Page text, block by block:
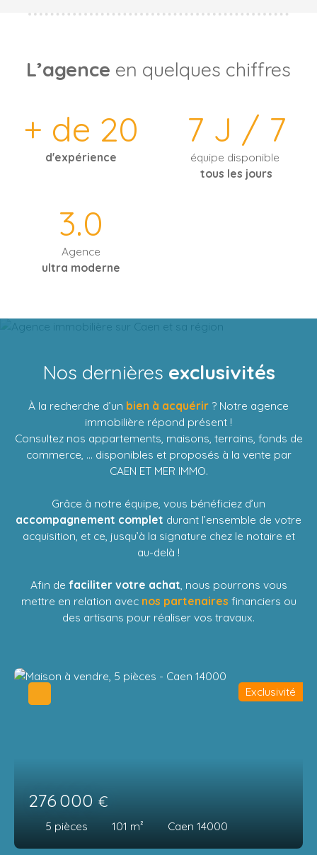
L’agence en quelques chiffres
+ de 20
d'expérience
7 J / 7
équipe disponible
tous les jours
3.0
Agence
ultra moderne
Nos dernières exclusivités
À la recherche d’un bien à acquérir ? Notre agence
immobilière répond présent !
Consultez nos appartements, maisons, terrains, fonds de
commerce, ... disponibles et proposés à la vente par
CAEN ET MER IMMO.
Grâce à notre équipe, vous bénéficiez d’un
accompagnement complet durant l’ensemble de votre
acquisition, et ce, jusqu’à la signature chez le notaire et
au-delà !
Afin de faciliter votre achat, nous pourrons vous
mettre en relation avec nos partenaires financiers ou
des artisans pour réaliser vos travaux.
276 000 €
5 pièces 101 m² Caen 14000
Exclusivité